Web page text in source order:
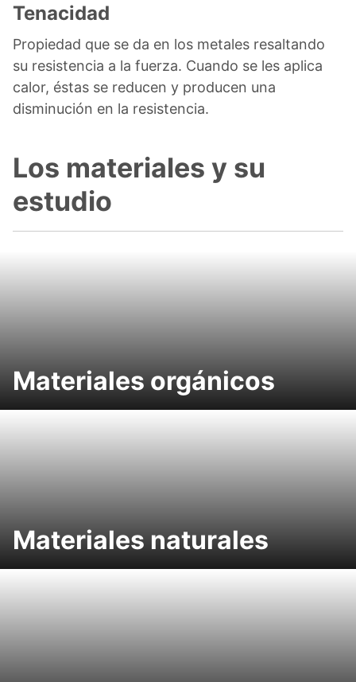
Tenacidad
Propiedad que se da en los metales resaltando
su resistencia a la fuerza. Cuando se les aplica
calor, éstas se reducen y producen una
disminución en la resistencia.
Los materiales y su
estudio
Materiales orgánicos
Materiales naturales